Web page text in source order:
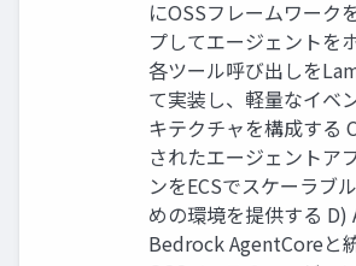
にOSSフレームワーク
プしてエージェントを
各ツール呼び出しを
て実装し、軽量なイベ
キテクチャを構成する
されたエージェントア
ンをECSでスケーラブ
めの環境を提供する D)
Bedrock AgentCoreと